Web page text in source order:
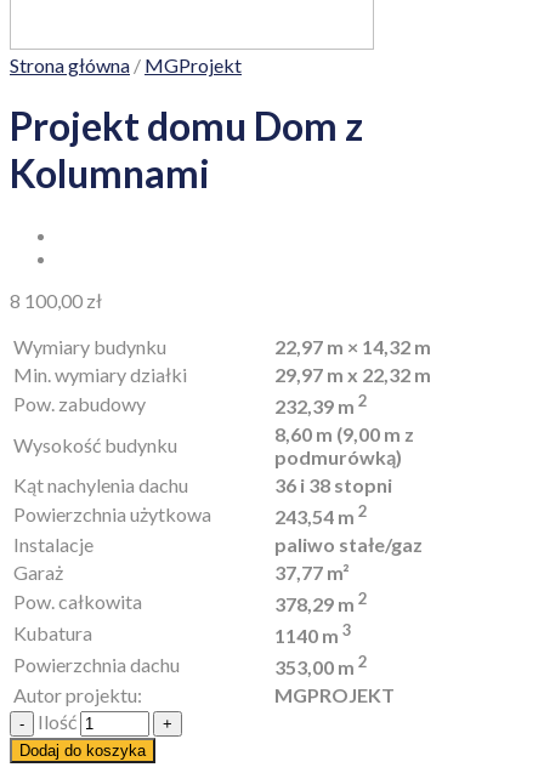
Strona główna / MGProjekt
Projekt domu Dom z
Kolumnami
8 100,00 zł
Wymiary budynku
22,97 m × 14,32 m
Min. wymiary działki
29,97 m x 22,32 m
Pow. zabudowy
232,39 m 2
Wysokość budynku
8,60 m (9,00 m z
podmurówką)
Kąt nachylenia dachu
36 i 38 stopni
Powierzchnia użytkowa
243,54 m 2
Instalacje
paliwo stałe/gaz
Garaż
37,77 m²
Pow. całkowita
378,29 m 2
Kubatura 1140 m 3
Powierzchnia dachu 353,00 m 2
Autor projektu:
MGPROJEKT
Ilość
Dodaj do koszyka